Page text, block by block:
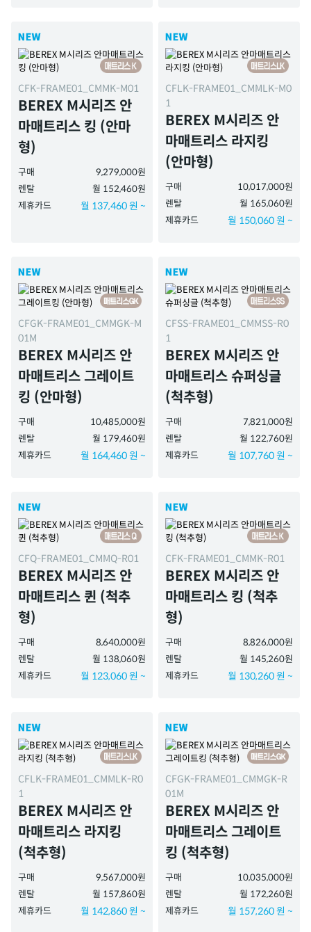
CFK-FRAME01_CMMK-M01
BEREX M시리즈 안
마매트리스 킹 (안마
형)
구매
9,279,000원
렌탈
월 152,460원
제휴카드
월 137,460 원 ~
CFLK-FRAME01_CMMLK-M0
1
BEREX M시리즈 안
마매트리스 라지킹
(안마형)
구매
10,017,000원
렌탈
월 165,060원
제휴카드
월 150,060 원 ~
CFGK-FRAME01_CMMGK-M
01M
BEREX M시리즈 안
마매트리스 그레이트
킹 (안마형)
구매
10,485,000원
렌탈
월 179,460원
제휴카드
월 164,460 원 ~
CFSS-FRAME01_CMMSS-R0
1
BEREX M시리즈 안
마매트리스 슈퍼싱글
(척추형)
구매
7,821,000원
렌탈
월 122,760원
제휴카드
월 107,760 원 ~
CFQ-FRAME01_CMMQ-R01
BEREX M시리즈 안
마매트리스 퀸 (척추
형)
구매
8,640,000원
렌탈
월 138,060원
제휴카드
월 123,060 원 ~
CFK-FRAME01_CMMK-R01
BEREX M시리즈 안
마매트리스 킹 (척추
형)
구매
8,826,000원
렌탈
월 145,260원
제휴카드
월 130,260 원 ~
CFLK-FRAME01_CMMLK-R0
1
BEREX M시리즈 안
마매트리스 라지킹
(척추형)
구매
9,567,000원
렌탈
월 157,860원
제휴카드
월 142,860 원 ~
CFGK-FRAME01_CMMGK-R
01M
BEREX M시리즈 안
마매트리스 그레이트
킹 (척추형)
구매
10,035,000원
렌탈
월 172,260원
제휴카드
월 157,260 원 ~